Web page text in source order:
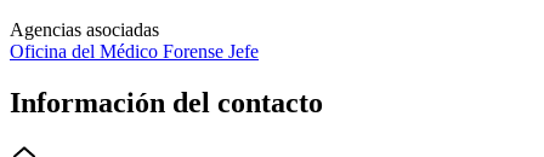
Agencias asociadas
Oficina del Médico Forense Jefe
Información del contacto